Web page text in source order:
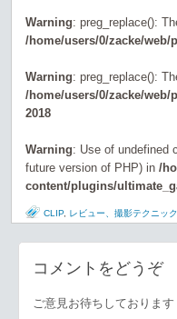
Warning: preg_replace():
/home/users/0/zacke/
Warning: preg_replace():
/home/users/0/zacke/
2018
Warning: Use of undefined
future version of PHP) in /
content/plugins/
CLIP, レビュー、撮影テクニッ
コメントをどうぞ
ご意見お待ちしております